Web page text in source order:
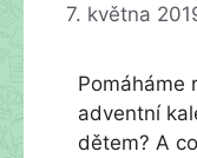
7. května
Pomáháme
adventní
dětem? A